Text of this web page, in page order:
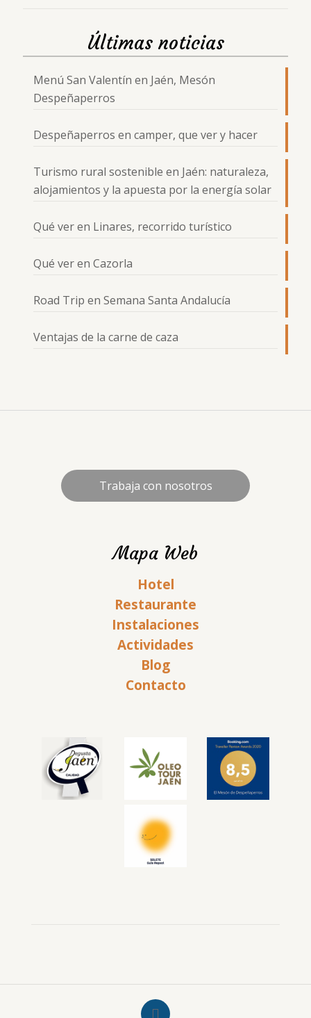
Últimas noticias
Menú San Valentín en Jaén, Mesón
Despeñaperros
Despeñaperros en camper, que ver y hacer
Turismo rural sostenible en Jaén: naturaleza,
alojamientos y la apuesta por la energía solar
Qué ver en Linares, recorrido turístico
Qué ver en Cazorla
Road Trip en Semana Santa Andalucía
Ventajas de la carne de caza
Trabaja con nosotros
Mapa Web
Hotel
Restaurante
Instalaciones
Actividades
Blog
Contacto